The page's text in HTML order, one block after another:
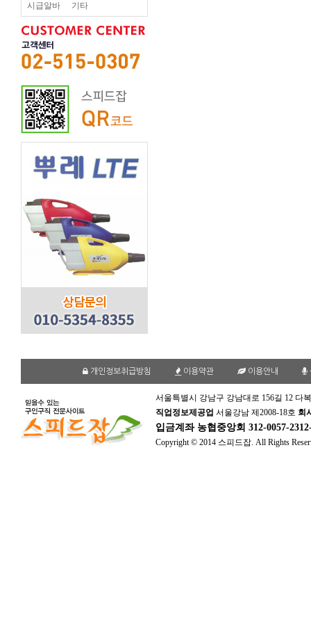
시급알바 기타
개인정보취급방침 이용약관 이용안내
서울특별시 강남구 강남대로 156길 12 다
직업정보제공업 서울강남 제2008-18호 회
입금계좌 농협중앙회 312-0057-
Copyright © 2014 스피드잡. All Rights